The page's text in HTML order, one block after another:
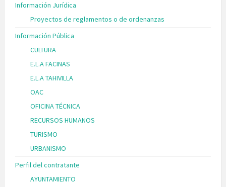
Información Jurídica
Proyectos de reglamentos o de ordenanzas
Información Pública
CULTURA
E.L.A FACINAS
E.L.A TAHIVILLA
OAC
OFICINA TÉCNICA
RECURSOS HUMANOS
TURISMO
URBANISMO
Perfil del contratante
AYUNTAMIENTO